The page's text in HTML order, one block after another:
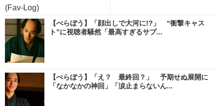
(Fav-Log)
【べらぼう】「顔出しで大河に!?」 “衝撃キャス
ト”に視聴者騒然「最高すぎるサプ...
【べらぼう】「え？ 最終回？」 予期せぬ展開に
「なかなかの神回」「涙止まらないん...